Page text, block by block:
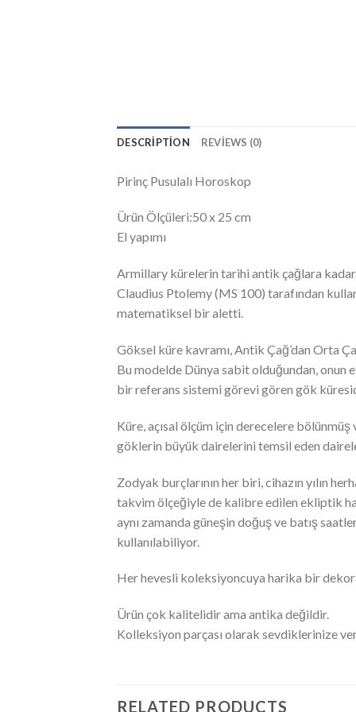
DESCRIPTION REVIEWS (0)
Pirinç Pusulalı Horoskop
Ürün Ölçüleri:50 x 25 cm
El yapımı
Armillary kürelerin tarihi antik çağlara kadar
Claudius Ptolemy (MS 100) tarafından
matematiksel bir aletti.
Göksel küre kavramı, Antik Çağ’dan Orta
Bu modelde Dünya sabit olduğundan, onun
bir referans sistemi görevi gören gök
Küre, açısal ölçüm için derecelere
göklerin büyük dairelerini temsil eden
Zodyak burçlarının her biri, cihazın yılın
takvim ölçeğiyle de kalibre edilen ekliptik
aynı zamanda güneşin doğuş ve batış
kullanılabiliyor.
Her hevesli koleksiyoncuya harika bir
Ürün çok kalitelidir ama antika değildir.
Kolleksiyon parçası olarak sevdiklerinize
RELATED PRODUCTS